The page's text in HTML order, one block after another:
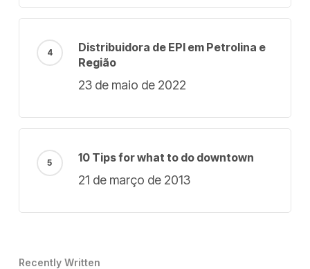
Distribuidora de EPI em Petrolina e
Região
23 de maio de 2022
10 Tips for what to do downtown
21 de março de 2013
Recently Written